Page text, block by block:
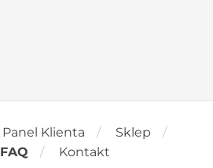
Panel Klienta
Sklep
FAQ Kontakt